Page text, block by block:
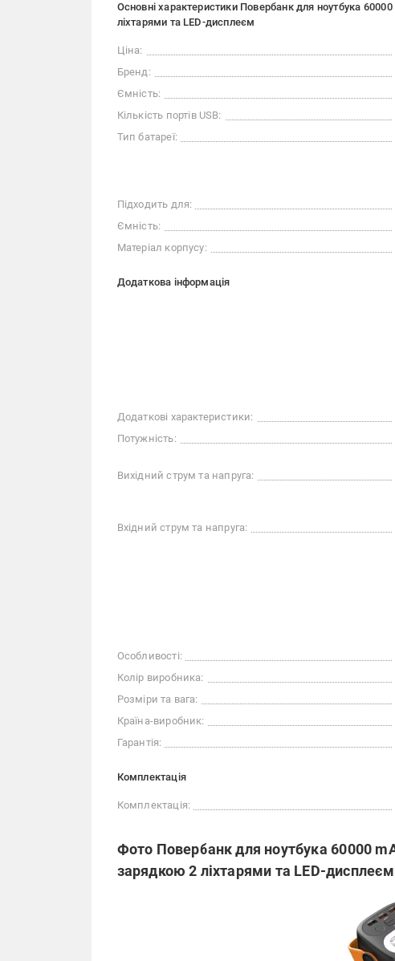
Основні характеристики Повербанк для ноутбука
ліхтарями та LED-дисплеєм
Ціна:
Бренд:
Ємність:
Кількість портів USB:
Тип батареї:
Підходить для:
Ємність:
Матеріал корпусу:
Додаткова інформація
Додаткові характеристики:
Потужність:
Вихідний струм та напруга:
Вхідний струм та напруга:
Особливості:
Колір виробника:
Розміри та вага:
Країна-виробник:
Гарантія:
Комплектація
Комплектація:
Фото Повербанк для ноутбука 60000
зарядкою 2 ліхтарями та LED-дисплеєм